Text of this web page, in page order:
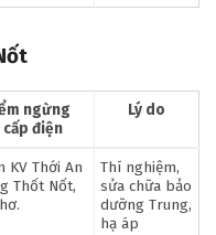
ngừng
cấp điện
Lý do
KV Thới An
Thốt Nốt,
Thí nghiệm,
sửa chữa bảo
dưỡng Trung,
hạ áp